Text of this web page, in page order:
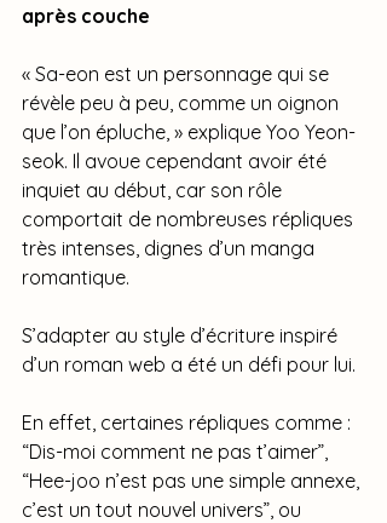
après couche
« Sa-eon est un personnage qui se
révèle peu à peu, comme un oignon
que l’on épluche, » explique Yoo Yeon-
seok. Il avoue cependant avoir été
inquiet au début, car son rôle
comportait de nombreuses répliques
très intenses, dignes d’un manga
romantique.
S’adapter au style d’écriture inspiré
d’un roman web a été un défi pour lui.
En effet, certaines répliques comme :
“Dis-moi comment ne pas t’aimer”,
“Hee-joo n’est pas une simple annexe,
c’est un tout nouvel univers”, ou